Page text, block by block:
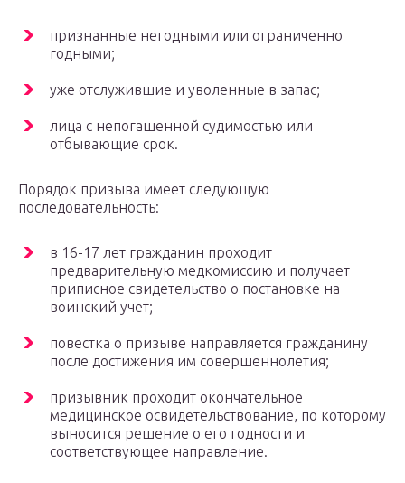
признанные негодными или ограниченно
годными;
уже отслужившие и уволенные в запас;
лица с непогашенной судимостью или
отбывающие срок.
Порядок призыва имеет следующую
последовательность:
в 16-17 лет гражданин проходит
предварительную медкомиссию и получает
приписное свидетельство о постановке на
воинский учет;
повестка о призыве направляется гражданину
после достижения им совершеннолетия;
призывник проходит окончательное
медицинское освидетельствование, по которому
выносится решение о его годности и
соответствующее направление.